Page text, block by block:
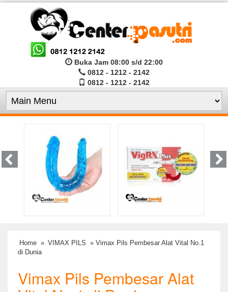
Buka Jam 08:00 s/d 22:00
0812 - 1212 - 2142
0812 - 1212 - 2142
Home » VIMAX PILS » Vimax Pils Pembesar Alat Vital No.1
di Dunia
Vimax Pils Pembesar Alat